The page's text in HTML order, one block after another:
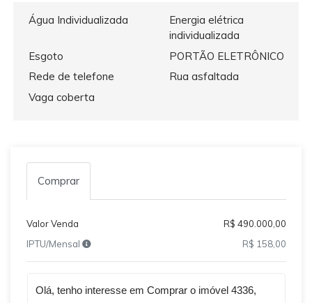
Água Individualizada
Energia elétrica
individualizada
Esgoto
PORTÃO ELETRÔNICO
Rede de telefone
Rua asfaltada
Vaga coberta
Comprar
Valor Venda
R$ 490.000,00
IPTU/Mensal
R$ 158,00